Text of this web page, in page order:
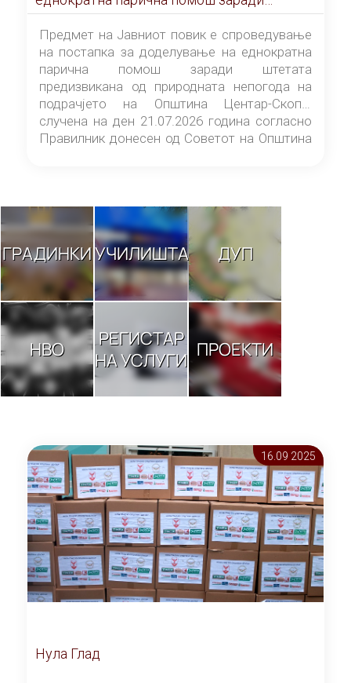
штетата предизвикана од природната
непогода на подрачјето на Општина
Центар-Скопје случена на ден 21.07.2026
година
Предмет на Јавниот повик е спроведување
на постапка за доделување на еднократна
парична помош заради штетата
предизвикана од природната непогода на
подрачјето на Општина Центар-Скопје
случена на ден 21.07.2026 година согласно
Правилник донесен од Советот на Општина
ГРАДИНКИУЧИЛИШТА ДУП
НВО
РЕГИСТАР
НА УСЛУГИ ПРОЕКТИ
16.09 2025
Нула Глад